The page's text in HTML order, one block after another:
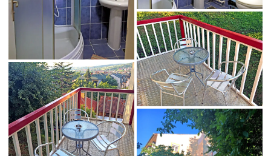
Apartman 11 vila
Andreea 2 u Sokobanji
Apartman 11 vila
Andreea 2 u Sokobanji
Apartman 11 vila